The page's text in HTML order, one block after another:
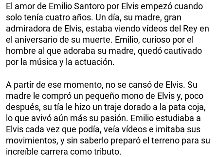
El amor de Emilio Santoro por Elvis empezó cuando
solo tenía cuatro años. Un día, su madre, gran
admiradora de Elvis, estaba viendo vídeos del Rey en
el aniversario de su muerte. Emilio, curioso por el
hombre al que adoraba su madre, quedó cautivado
por la música y la actuación.
A partir de ese momento, no se cansó de Elvis. Su
madre le compró un pequeño mono de Elvis y, poco
después, su tía le hizo un traje dorado a la pata coja,
lo que avivó aún más su pasión. Emilio estudiaba a
Elvis cada vez que podía, veía vídeos e imitaba sus
movimientos, y sin saberlo preparó el terreno para su
increíble carrera como tributo.